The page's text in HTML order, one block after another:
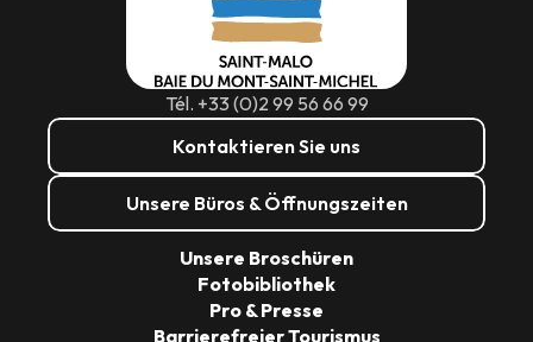
Tél. +33 (0)2 99 56 66 99
Kontaktieren Sie uns
Unsere Büros & Öffnungszeiten
Unsere Broschüren
Fotobibliothek
Pro & Presse
Barrierefreier Tourismus